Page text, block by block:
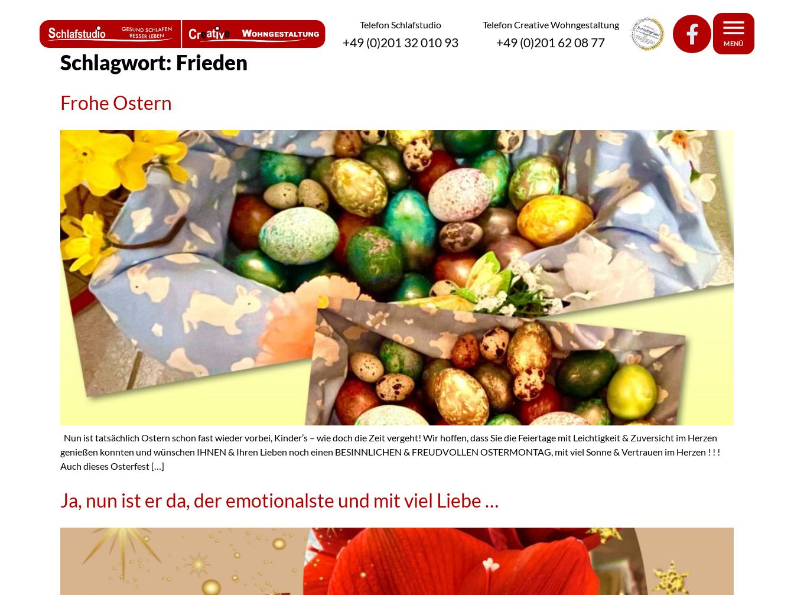
Telefon Schlafstudio
+49 (0)201 32 010 93
Telefon Creative Wohngestaltung
+49 (0)201 62 08 77 MENÜ
Schlagwort: Frieden
Frohe Ostern
Nun ist tatsächlich Ostern schon fast wieder vorbei, Kinder’s – wie doch die Zeit vergeht! Wir hoffen, dass Sie die Feiertage mit Leichtigkeit & Zuversicht im Herzen
genießen konnten und wünschen IHNEN & Ihren Lieben noch einen BESINNLICHEN & FREUDVOLLEN OSTERMONTAG, mit viel Sonne & Vertrauen im Herzen ! ! !
Auch dieses Osterfest […]
Ja, nun ist er da, der emotionalste und mit viel Liebe …